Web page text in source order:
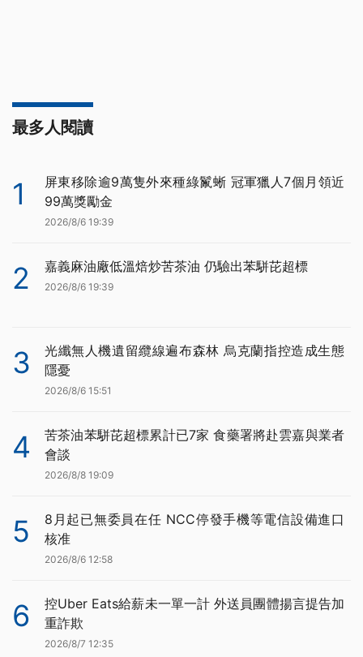
最多人閱讀
1
屏東移除逾9萬隻外來種綠鬣蜥 冠軍獵人7個月領近
99萬獎勵金
2026/8/6 19:39
2 嘉義麻油廠低溫焙炒苦茶油 仍驗出苯駢芘超標
2026/8/6 19:39
3
光纖無人機遺留纜線遍布森林 烏克蘭指控造成生態
隱憂
2026/8/6 15:51
4
苦茶油苯駢芘超標累計已7家 食藥署將赴雲嘉與業者
會談
2026/8/8 19:09
5
8月起已無委員在任 NCC停發手機等電信設備進口
核准
2026/8/6 12:58
6
控Uber Eats給薪未一單一計 外送員團體揚言提告加
重詐欺
2026/8/7 12:35